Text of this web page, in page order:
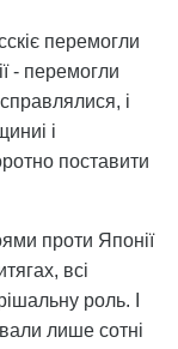
перемогли
- перемогли
і
і
поставити
проти Японії
всі
роль. І
лише сотні